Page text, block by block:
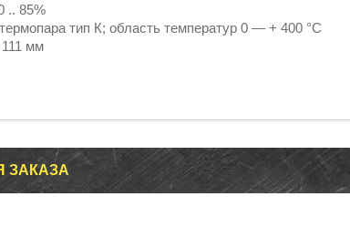
.. 85%
тип К; область температур 0 — + 400 °C
мм
ЗАКАЗА